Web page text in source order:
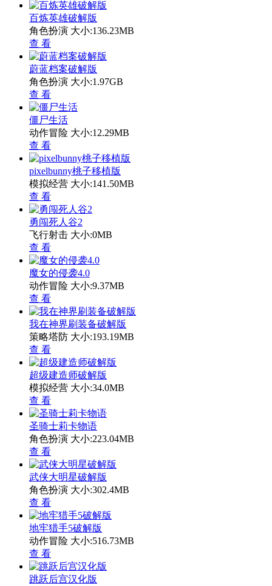
百炼英雄破解版
角色扮演 大小:136.23MB
查 看
蔚蓝档案破解版
角色扮演 大小:1.97GB
查 看
僵尸生活
动作冒险 大小:12.29MB
查 看
pixelbunny桃子移植版
模拟经营 大小:141.50MB
查 看
勇闯死人谷2
飞行射击 大小:0MB
查 看
魔女的侵袭4.0
动作冒险 大小:9.37MB
查 看
我在神界刷装备破解版
策略塔防 大小:193.19MB
查 看
超级建造师破解版
模拟经营 大小:34.0MB
查 看
圣骑士莉卡物语
角色扮演 大小:223.04MB
查 看
武侠大明星破解版
角色扮演 大小:302.4MB
查 看
地牢猎手5破解版
动作冒险 大小:516.73MB
查 看
跳跃后宫汉化版